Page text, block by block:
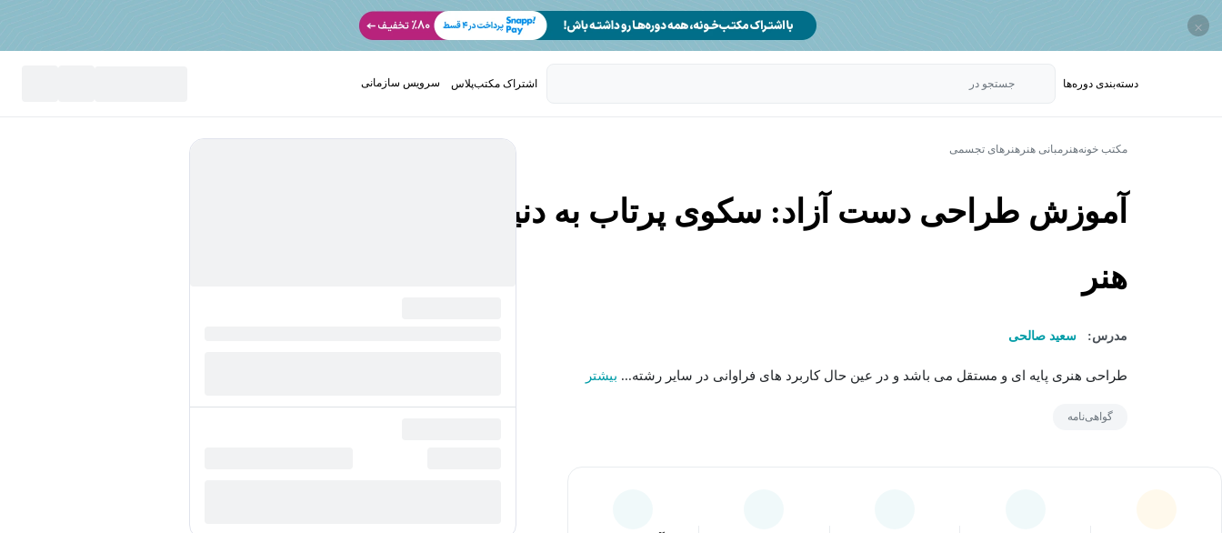
×
دسته‌بندی‌ دوره‌ها جستجو در اشتراک مکتب‌پلاس سرویس سازمانی
مکتب خونههنر مبانی هنر هنرهای تجسمی
آموزش طراحی دست آزاد: سکوی پرتاب به دنیای
هنر
مدرس: سعید صالحی
طراحی هنری پایه ای و مستقل می باشد و در عین حال کاربرد های فراوانی در سایر رشته... بیشتر
گواهی‌نامه